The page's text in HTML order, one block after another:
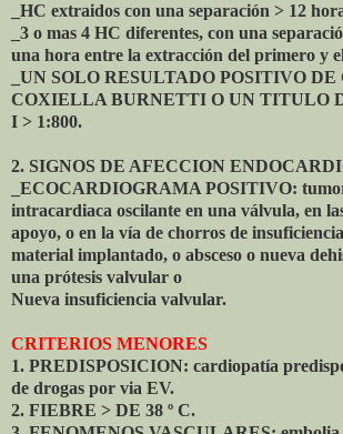
_HC extraidos con una separación > 12
_3 o mas 4 HC diferentes, con una
una hora entre la extracción del primero y
_UN SOLO RESULTADO POSITIVO
COXIELLA BURNETTI O UN TITULO
I > 1:800.
2. SIGNOS DE AFECCION
_ECOCARDIOGRAMA POSITIVO:
intracardiaca oscilante en una válvula, en
apoyo, o en la vía de chorros de
material implantado, o absceso o nueva
una prótesis valvular o
Nueva insuficiencia valvular.
CRITERIOS MENORES
1. PREDISPOSICION: cardiopatía
de drogas por via EV.
2. FIEBRE > DE 38 º C.